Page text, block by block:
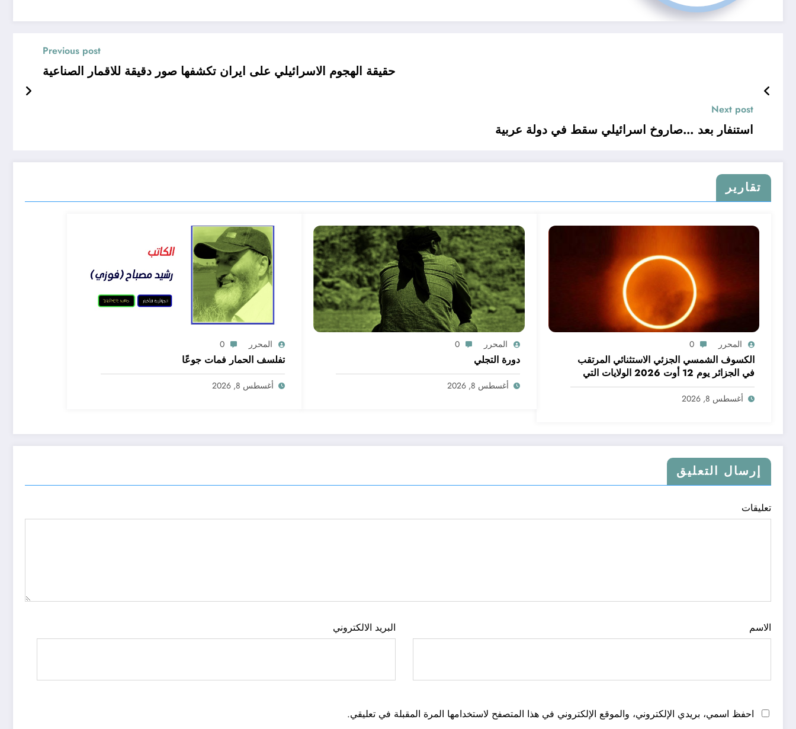
Previous post
حقيقة الهجوم الاسرائيلي على ايران تكشفها صور دقيقة للاقمار الصناعية
Next post
استنفار بعد …صاروخ اسرائيلي سقط في دولة عربية
تقارير
المحرر 0
الكسوف الشمسي الجزئي الاستثنائي المرتقب
في الجزائر يوم 12 أوت 2026 الولايات التي
يمكن فيها مشاهدة الكسوف
أغسطس 8, 2026
المحرر 0
دورة التجلي
أغسطس 8, 2026
المحرر 0
تفلسف الحمار فمات جوعًا
أغسطس 8, 2026
إرسال التعليق
تعليقات
الاسم البريد الالكتروني
احفظ اسمي، بريدي الإلكتروني، والموقع الإلكتروني في هذا المتصفح لاستخدامها المرة المقبلة في تعليقي.